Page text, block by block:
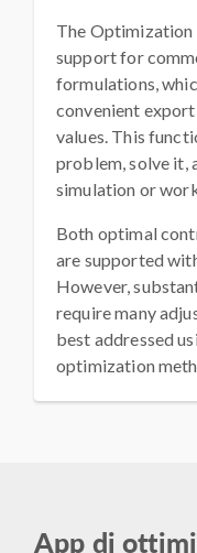
The
support for
formulations,
convenient
values. This
problem, solve it,
simulation or
Both optimal
are supported
However,
require many
best addressed
optimization
App di